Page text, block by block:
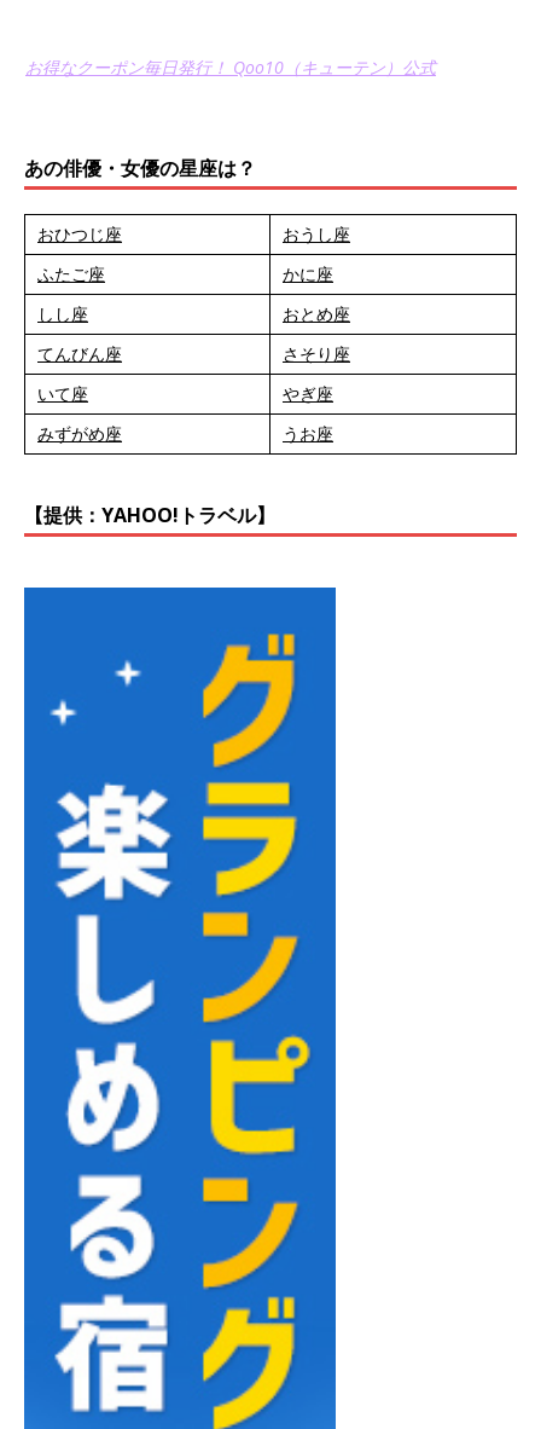
お得なクーポン毎日発行！ Qoo10（キューテン）公式
あの俳優・女優の星座は？
おひつじ座
おうし座
ふたご座
かに座
しし座
おとめ座
てんびん座
さそり座
いて座
やぎ座
みずがめ座
うお座
【提供：YAHOO!トラベル】